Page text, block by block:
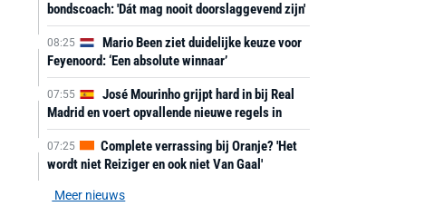
bondscoach: 'Dát mag nooit doorslaggevend zijn'
08:25
Mario Been ziet duidelijke keuze voor
Feyenoord: ‘Een absolute winnaar’
07:55
José Mourinho grijpt hard in bij Real
Madrid en voert opvallende nieuwe regels in
07:25
Complete verrassing bij Oranje? 'Het
wordt niet Reiziger en ook niet Van Gaal'
Meer nieuws